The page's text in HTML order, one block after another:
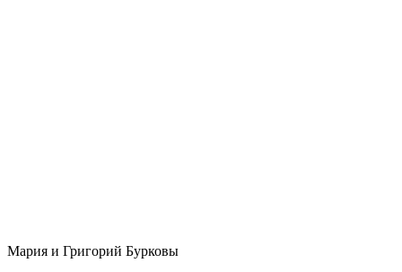
Мария и Григорий Бурковы